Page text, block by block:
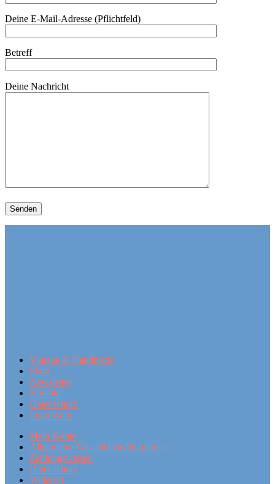
Deine E-Mail-Adresse (Pflichtfeld)
Betreff
Deine Nachricht
lasse
dieses
Vintage & Handmade
Shop
Newsletter
Kontakt
Datenschutz
Impressum
Mein Konto
Allgemeine Geschäftsbedingungen
Zahlungsweisen
Datenschutz
Widerruf